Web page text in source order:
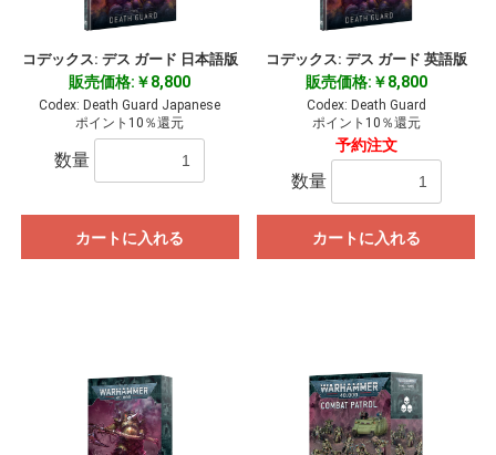
コデックス: デス ガード 日本語版
販売価格:￥8,800
Codex: Death Guard Japanese
ポイント10％還元
数量
カートに入れる
コデックス: デス ガード 英語版
販売価格:￥8,800
Codex: Death Guard
ポイント10％還元
予約注文
数量
カートに入れる